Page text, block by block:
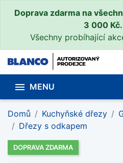
Doprava zdarma na
3 000 Kč.
Všechny probíhající
 MENU
Domů Kuchyňské dřezy
Dřezy s odkapem
DOPRAVA ZDARMA